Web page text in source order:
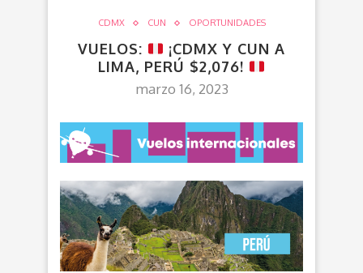
CDMX CUN OPORTUNIDADES
VUELOS:
¡CDMX Y CUN A
LIMA, PERÚ $2,076!
marzo 16, 2023